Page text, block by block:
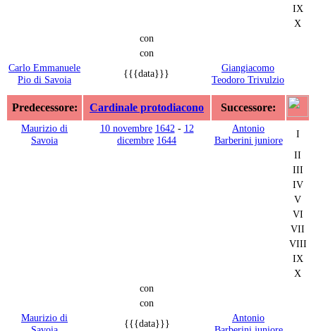
IX
X
con
con
Carlo Emmanuele
Pio di Savoia
{{{data}}}
Giangiacomo
Teodoro Trivulzio
Predecessore: Cardinale protodiacono Successore:
Maurizio di
Savoia
10 novembre 1642 - 12
dicembre 1644
Antonio
Barberini juniore
I
II
III
IV
V
VI
VII
VIII
IX
X
con
con
Maurizio di
{{{data}}}
Antonio